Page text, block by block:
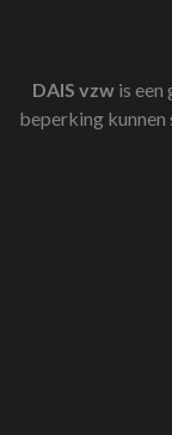
DAIS vzw is een
beperking kunnen